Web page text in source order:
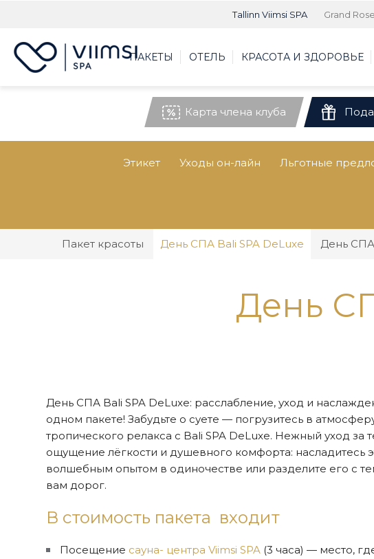
Tallinn Viimsi SPA Grand
ПАКЕТЫ ОТЕЛЬ КРАСОТА И ЗДОРОВЬЕ
Карта члена клуба
Этикет Уходы он-лайн Льготные
Пакет красоты День СПА Bali SPA DeLuxe День
День
День СПА Bali SPA DeLuxe: расслабление, уход и
одном пакете! Забудьте о суете — погрузитесь в
тропического релакса с Bali SPA DeLuxe. Нежный уход за
ощущение лёгкости и душевного комфорта: насладитесь
волшебным опытом в одиночестве или разделите его с
вам дорог.
В стоимость пакета входит
Посещение сауна- центра Viimsi SPA (3 часа) — место,